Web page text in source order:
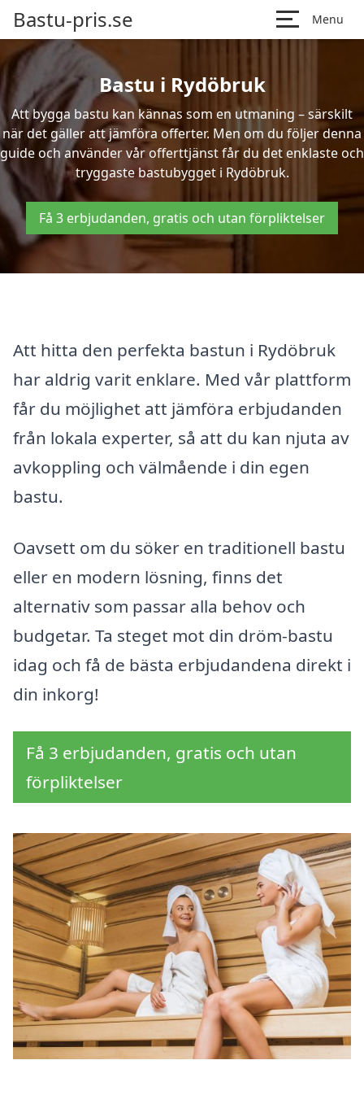
Bastu-pris.se Menu
Bastu i Rydöbruk
Att bygga bastu kan kännas som en utmaning – särskilt
när det gäller att jämföra offerter. Men om du följer denna
guide och använder vår offerttjänst får du det enklaste och
tryggaste bastubygget i Rydöbruk.
Få 3 erbjudanden, gratis och utan förpliktelser
Att hitta den perfekta bastun i Rydöbruk
har aldrig varit enklare. Med vår plattform
får du möjlighet att jämföra erbjudanden
från lokala experter, så att du kan njuta av
avkoppling och välmående i din egen
bastu.
Oavsett om du söker en traditionell bastu
eller en modern lösning, finns det
alternativ som passar alla behov och
budgetar. Ta steget mot din dröm-bastu
idag och få de bästa erbjudandena direkt i
din inkorg!
Få 3 erbjudanden, gratis och utan
förpliktelser